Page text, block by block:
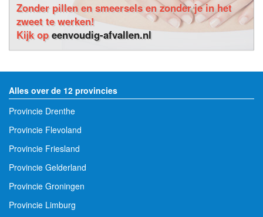
Zonder pillen en smeersels en zonder je in het
zweet te werken!
Kijk opeenvoudig-afvallen.nl
Alles over de 12 provincies
Provincie Drenthe
Provincie Flevoland
Provincie Friesland
Provincie Gelderland
Provincie Groningen
Provincie Limburg